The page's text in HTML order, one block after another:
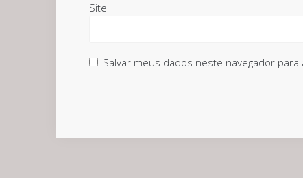
Site
Salvar meus dados neste navegador